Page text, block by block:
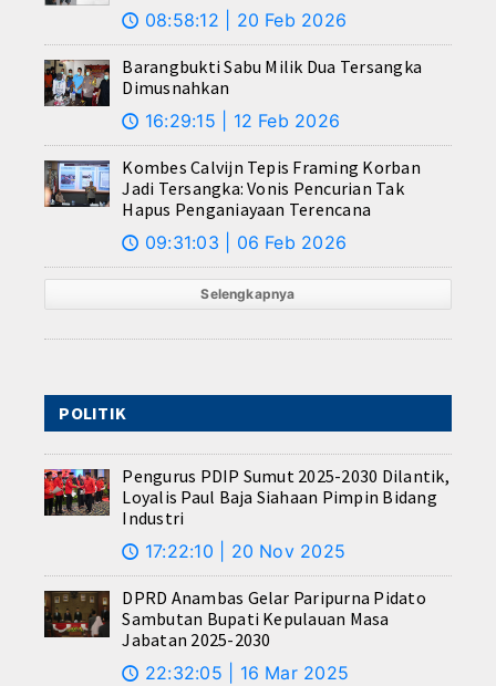
🕔 08:58:12 | 20 Feb 2026
Barangbukti Sabu Milik Dua Tersangka
Dimusnahkan
🕔 16:29:15 | 12 Feb 2026
Kombes Calvijn Tepis Framing Korban
Jadi Tersangka: Vonis Pencurian Tak
Hapus Penganiayaan Terencana
🕔 09:31:03 | 06 Feb 2026
Selengkapnya
POLITIK
Pengurus PDIP Sumut 2025-2030 Dilantik,
Loyalis Paul Baja Siahaan Pimpin Bidang
Industri
🕔 17:22:10 | 20 Nov 2025
DPRD Anambas Gelar Paripurna Pidato
Sambutan Bupati Kepulauan Masa
Jabatan 2025-2030
🕔 22:32:05 | 16 Mar 2025